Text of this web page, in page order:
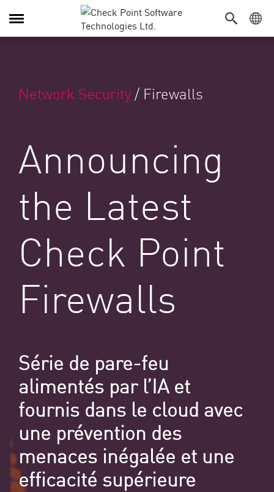
Navigation dans le menu
Network Security / Firewalls
Announcing
the Latest
Check Point
Firewalls
Série de pare-feu
alimentés par l’IA et
fournis dans le cloud avec
une prévention des
menaces inégalée et une
efficacité supérieure